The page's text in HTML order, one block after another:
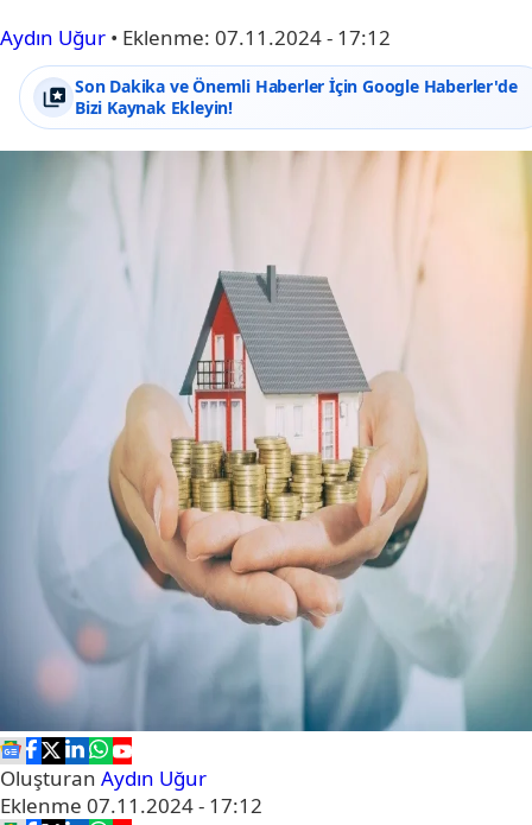
Aydın Uğur • Eklenme: 07.11.2024 - 17:12
Son Dakika ve Önemli Haberler İçin Google Haberler'de
Bizi Kaynak Ekleyin!
Oluşturan Aydın Uğur
Eklenme 07.11.2024 - 17:12